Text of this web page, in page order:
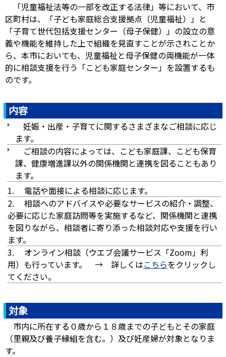
「児童福祉法等の一部を改正する法律」等において、市
区町村は、「子ども家庭総合支援拠点（児童福祉）」と
「子育て世代包括支援センター（母子保健）」の設立の意
義や機能を維持した上で組織を見直すことが示されことか
ら、本市においても、児童福祉と母子保健の両機能が一体
的に相談支援を行う「こども家庭センター」を設置するも
のです。
内容
妊娠・出産・子育てに関するさまざまなご相談に応じ
ます。
ご相談の内容によっては、こども家庭課、こども保育
課、健康増進課以外の関係機関と連携を図ることもあり
ます。
電話や面接による相談に応じます。
相談へのアドバイスや必要なサービスの紹介・調整、
必要に応じた家庭訪問等を実施するなど、関係機関と連携
を図りながら、相談者に寄り添った相談対応や支援を行い
ます。
オンライン相談（ウエブ会議サービス「Zoom」利
用）も行っています。 → 詳しくはこちらをクリックし
てください。
対象
市内に所在する０歳から１８歳までの子どもとその家庭
（里親及び養子縁組を含む。）及び妊産婦が対象となりま
す。